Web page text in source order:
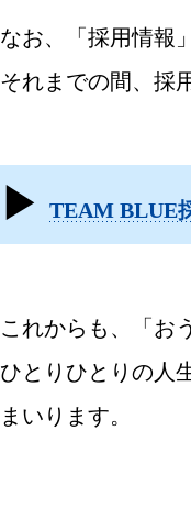
なお、「採用情報
それまでの間、採
▶ TEAM BLUE
これからも、「お
ひとりひとりの人
まいります。